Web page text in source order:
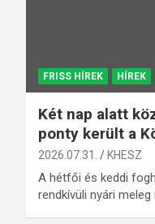
FRISS HÍREK HÍREK
Két nap alatt
ponty került a
2026.07.31. KHESZ
A hétfői és keddi
rendkívüli nyári